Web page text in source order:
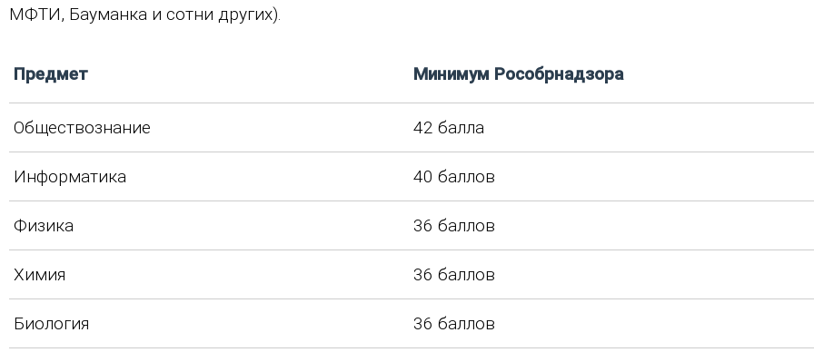
МФТИ, Бауманка и сотни других).
Предмет Минимум Рособрнадзора
Обществознание 42 балла
Информатика 40 баллов
Физика 36 баллов
Химия 36 баллов
Биология 36 баллов